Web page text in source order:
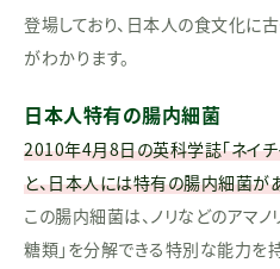
登場しており、日本人の食文化に
がわかります。
日本人特有の腸内細菌
2010年4月8日の英科学誌「ネイチ
と、日本人には特有の腸内細菌が
この腸内細菌は、ノリなどのアマ
糖類」を分解できる特別な能力を持